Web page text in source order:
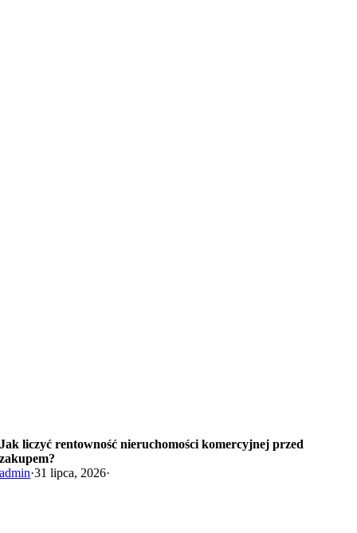
Jak liczyć rentowność nieruchomości komercyjnej przed
zakupem?
admin·31 lipca, 2026·